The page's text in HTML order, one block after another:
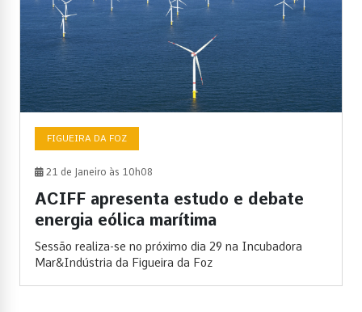
FIGUEIRA DA FOZ
21 de Janeiro às 10h08
ACIFF apresenta estudo e debate
energia eólica marítima
Sessão realiza-se no próximo dia 29 na Incubadora
Mar&Indústria da Figueira da Foz